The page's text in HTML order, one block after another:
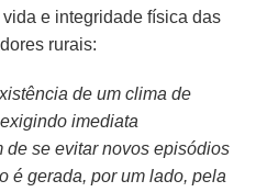
e integridade física das
rurais:
de um clima de
imediata
de se evitar novos episódios
é gerada, por um lado, pela